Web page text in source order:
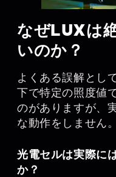
なぜLUXは
いのか？
よくある誤解とし
下で特定の照度値
のがありますが、
な動作をしません
光電セルは実際に
か？